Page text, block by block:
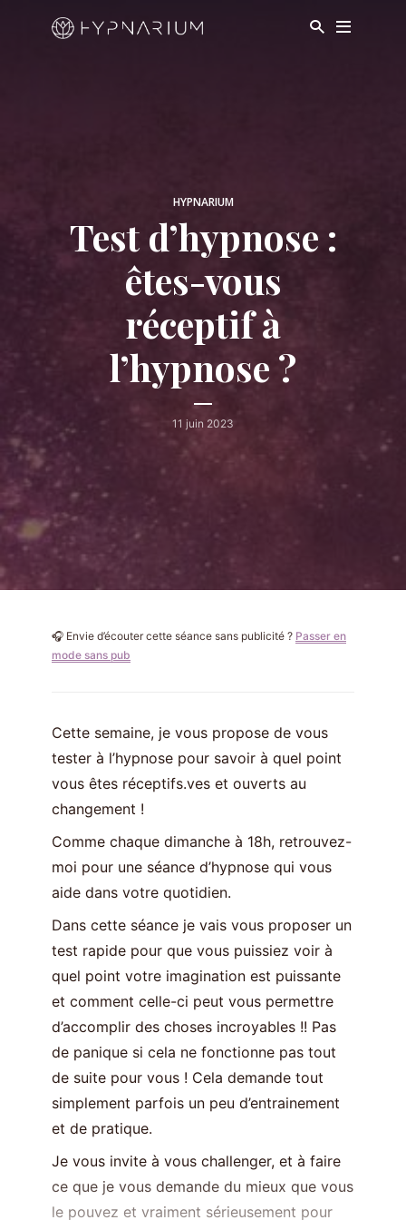
HYPNARIUM
Test d’hypnose :
êtes-vous
réceptif à
l’hypnose ?
11 juin 2023
🎧 Envie d’écouter cette séance sans publicité ? Passer en
mode sans pub
Cette semaine, je vous propose de vous
tester à l’hypnose pour savoir à quel point
vous êtes réceptifs.ves et ouverts au
changement !
Comme chaque dimanche à 18h, retrouvez-
moi pour une séance d’hypnose qui vous
aide dans votre quotidien.
Dans cette séance je vais vous proposer un
test rapide pour que vous puissiez voir à
quel point votre imagination est puissante
et comment celle-ci peut vous permettre
d’accomplir des choses incroyables !! Pas
de panique si cela ne fonctionne pas tout
de suite pour vous ! Cela demande tout
simplement parfois un peu d’entrainement
et de pratique.
Je vous invite à vous challenger, et à faire
ce que je vous demande du mieux que vous
le pouvez et vraiment sérieusement pour